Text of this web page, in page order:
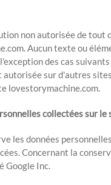
non autorisée de
Aucun texte ou
des cas
sur d'autres
lovestorymachine.com.
collectées sur le
les données
Concernant la
Google Inc.